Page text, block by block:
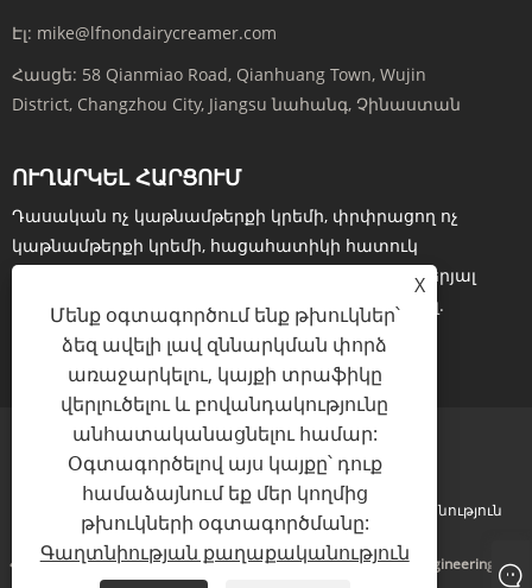
Էլ: mike@lfnondairycreamer.com
Հասցե: 58 Qianmiao Road, Qianhuang Town, Wujin
District, Changzhou City, Jiangsu նահանգ, Չինաստան
ՈՒՂԱՐԿԵԼ ՀԱՐՑՈՒՄ
Դասական ոչ կաթնամթերքի կրեմի, փրփրացող ոչ
կաթնամթերքի կրեմի, հացահատիկի հատուկ
կաթնամթերքի կրեմի կամ գնացուցակի վերաբերյալ
հարցումների համար խնդրում ենք թողնել ձեր էլ.
ՀԱՐՑՈՒՄ ՀԻՄԱ
Sitemap RSS XML Գաղտնիության քաղաքականություն
Հեղինակային իրավունք © 2024 Changzhou Lianfeng BioEngineering Co.,
X
Մենք օգտագործում ենք թխուկներ՝
ձեզ ավելի լավ զննարկման փորձ
առաջարկելու, կայքի տրաֆիկը
վերլուծելու և բովանդակությունը
անհատականացնելու համար:
Օգտագործելով այս կայքը՝ դուք
համաձայնում եք մեր կողմից
թխուկների օգտագործմանը:
Գաղտնիության քաղաքականություն